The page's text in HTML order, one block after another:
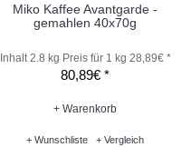
Miko Kaffee Avantgarde -
gemahlen 40x70g
Inhalt 2.8 kg Preis für 1 kg 28,89€ *
80,89€ *
+ Warenkorb
+ Wunschliste + Vergleich